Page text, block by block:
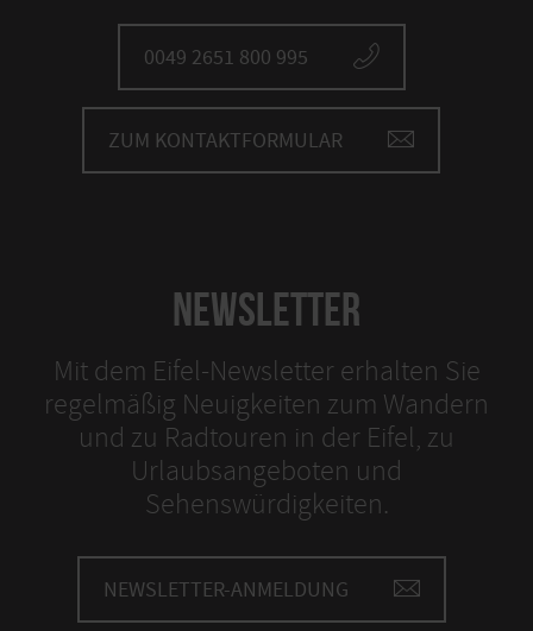
0049 2651 800 995
ZUM KONTAKTFORMULAR
NEWSLETTER
Mit dem Eifel-Newsletter erhalten Sie
regelmäßig Neuigkeiten zum Wandern
und zu Radtouren in der Eifel, zu
Urlaubsangeboten und
Sehenswürdigkeiten.
NEWSLETTER-ANMELDUNG